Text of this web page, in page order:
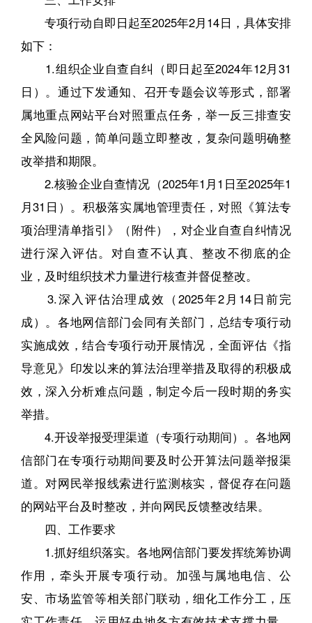
专项行动自即日起至2025年2月14日，具体安排
如下：
1.组织企业自查自纠（即日起至2024年12月31
日）。通过下发通知、召开专题会议等形式，部署
属地重点网站平台对照重点任务，举一反三排查安
全风险问题，简单问题立即整改，复杂问题明确整
改举措和期限。
2.核验企业自查情况（2025年1月1日至2025年1
月31日）。积极落实属地管理责任，对照《算法专
项治理清单指引》（附件），对企业自查自纠情况
进行深入评估。对自查不认真、整改不彻底的企
业，及时组织技术力量进行核查并督促整改。
3.深入评估治理成效（2025年2月14日前完
成）。各地网信部门会同有关部门，总结专项行动
实施成效，结合专项行动开展情况，全面评估《指
导意见》印发以来的算法治理举措及取得的积极成
效，深入分析难点问题，制定今后一段时期的务实
举措。
4.开设举报受理渠道（专项行动期间）。各地网
信部门在专项行动期间要及时公开算法问题举报渠
道。对网民举报线索进行监测核实，督促存在问题
的网站平台及时整改，并向网民反馈整改结果。
四、工作要求
1.抓好组织落实。各地网信部门要发挥统筹协调
作用，牵头开展专项行动。加强与属地电信、公
安、市场监管等相关部门联动，细化工作分工，压